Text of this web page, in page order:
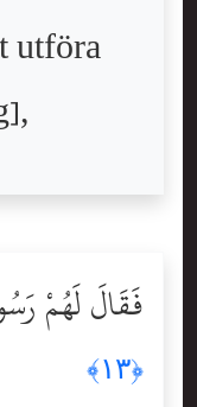
utföra
فَقَالَ لَهُمْ
﴿١٣﴾